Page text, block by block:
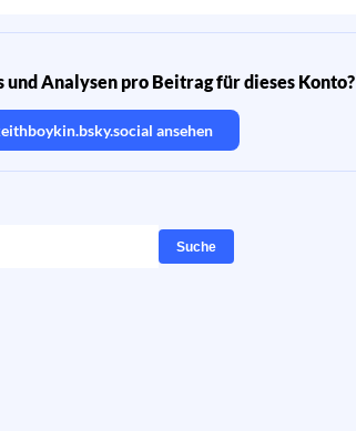
Analysen pro Beitrag für dieses Konto?
ansehen
Suche